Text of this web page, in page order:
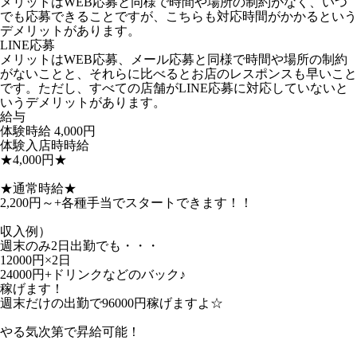
でも応募できることですが、こちらも対応時間がかかるという
デメリットがあります。
LINE応募
メリットはWEB応募、メール応募と同様で時間や場所の制約
がないことと、それらに比べるとお店のレスポンスも早いこと
です。ただし、すべての店舗がLINE応募に対応していないと
いうデメリットがあります。
給与
体験時給 4,000円
体験入店時時給
★4,000円★
★通常時給★
2,200円～+各種手当でスタートできます！！
収入例）
週末のみ2日出勤でも・・・
12000円×2日
24000円+ドリンクなどのバック♪
稼げます！
週末だけの出勤で96000円稼げますよ☆
やる気次第で昇給可能！